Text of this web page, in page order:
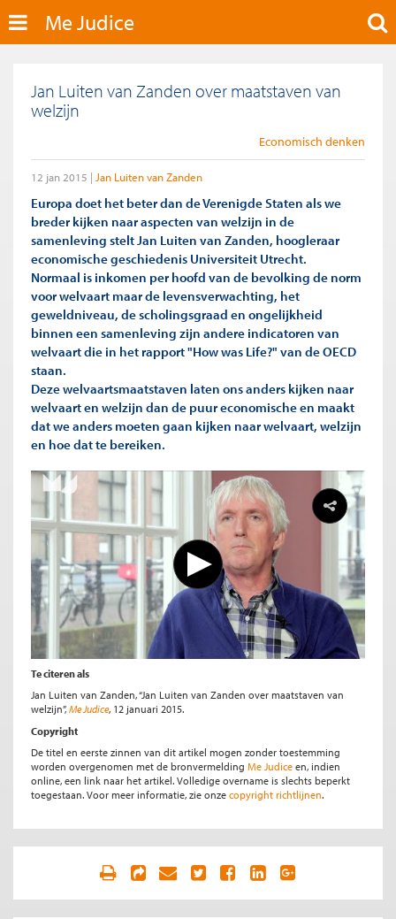
Me Judice
Jan Luiten van Zanden over maatstaven van
welzijn
Economisch denken
12 jan 2015 Jan Luiten van Zanden
Europa doet het beter dan de Verenigde Staten als we
breder kijken naar aspecten van welzijn in de
samenleving stelt Jan Luiten van Zanden, hoogleraar
economische geschiedenis Universiteit Utrecht.
Normaal is inkomen per hoofd van de bevolking de norm
voor welvaart maar de levensverwachting, het
geweldniveau, de scholingsgraad en ongelijkheid
binnen een samenleving zijn andere indicatoren van
welvaart die in het rapport "How was Life?" van de OECD
staan.
Deze welvaartsmaatstaven laten ons anders kijken naar
welvaart en welzijn dan de puur economische en maakt
dat we anders moeten gaan kijken naar welvaart, welzijn
en hoe dat te bereiken.
Te citeren als
Jan Luiten van Zanden, “Jan Luiten van Zanden over maatstaven van
welzijn”, Me Judice, 12 januari 2015.
Copyright
De titel en eerste zinnen van dit artikel mogen zonder toestemming
worden overgenomen met de bronvermelding Me Judice en, indien
online, een link naar het artikel. Volledige overname is slechts beperkt
toegestaan. Voor meer informatie, zie onze copyright richtlijnen.